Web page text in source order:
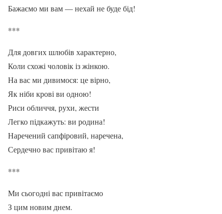
Бажаємо ми вам — нехай не буде бід!
***
Для довгих шлюбів характерно,
Коли схожі чоловік із жінкою.
На вас ми дивимося: це вірно,
Як ніби крові ви одною!
Риси обличчя, рухи, жести
Легко підкажуть: ви родина!
Наречений сапфіровий, наречена,
Сердечно вас привітаю я!
***
Ми сьогодні вас привітаємо
З цим новим днем.